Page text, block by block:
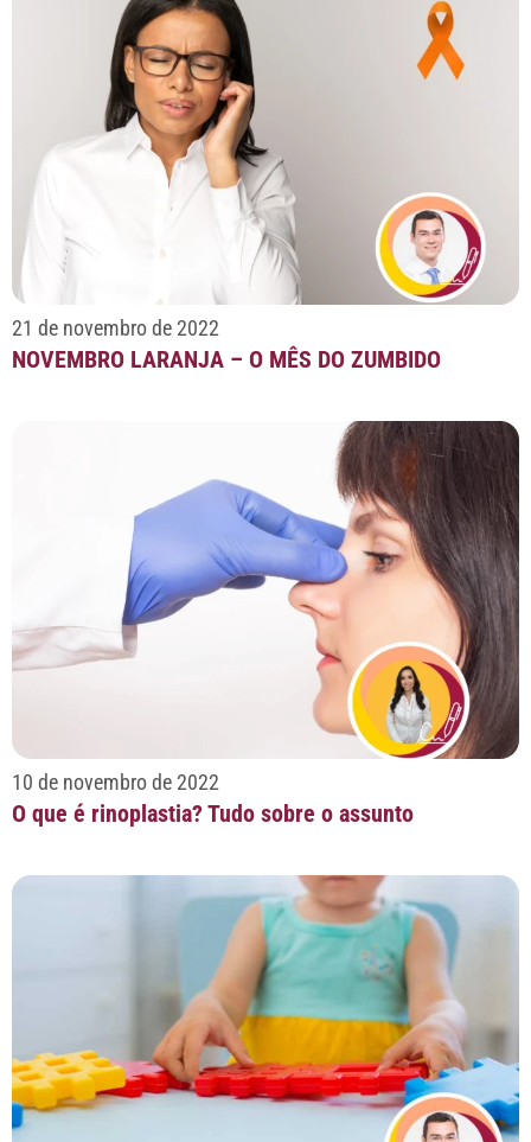
21 de novembro de 2022
NOVEMBRO LARANJA – O MÊS DO ZUMBIDO
10 de novembro de 2022
O que é rinoplastia? Tudo sobre o assunto